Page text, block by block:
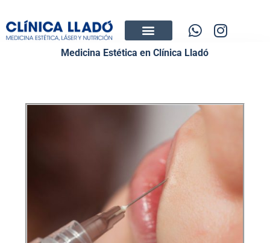
Medicina Estética en Clínica Lladó